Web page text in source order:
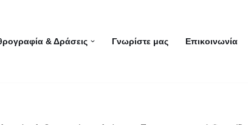
& Δράσεις Γνωρίστε μας Επικοινωνία